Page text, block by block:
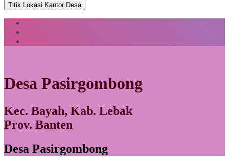
Titik Lokasi Kantor Desa
Desa Pasirgombong
Kec. Bayah, Kab. Lebak
Prov. Banten
Desa Pasirgombong